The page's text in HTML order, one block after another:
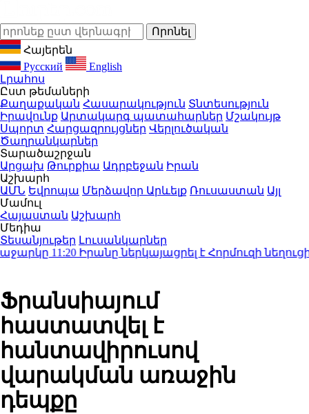
Հայերեն
Русский
English
Լրահոս
Ըստ թեմաների
Քաղաքական Հասարակություն Տնտեսություն
Իրավունք Արտակարգ պատահարներ Մշակույթ
Սպորտ Հարցազրույցներ Վերլուծական
Ծաղրանկարներ
Տարածաշրջան
Արցախ Թուրքիա Ադրբեջան Իրան
Աշխարհ
ԱՄՆ Եվրոպա Մերձավոր Արևելք Ռուսաստան Այլ
Մամուլ
Հայաստան Աշխարհ
Մեդիա
Տեսանյութեր Լուսանկարներ
11:20Իրանը ներկայացրել է Հորմուզի նեղուցի
Ֆրանսիայում
հաստատվել է
հանտավիրուսով
վարակման առաջին
դեպքը